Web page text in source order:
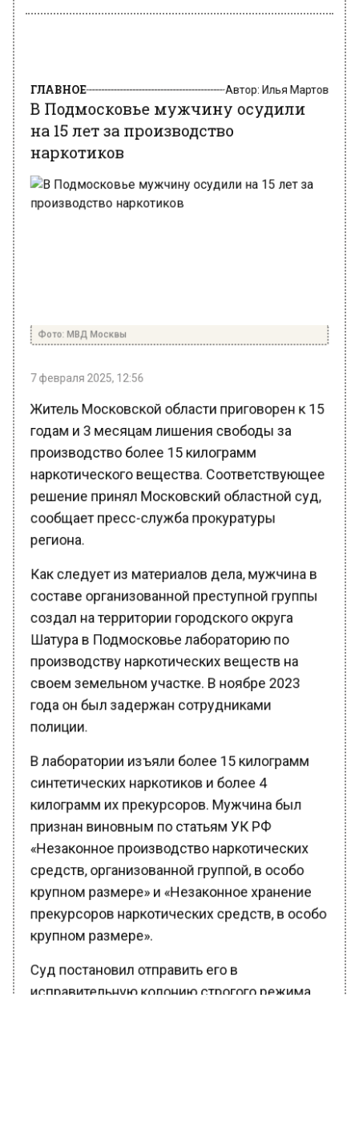
В Подмосковье мужчину осудили
на 15 лет за производство
наркотиков
годам и 3 месяцам лишения свободы за
производство более 15 килограмм
наркотического вещества. Соответствующее
решение принял Московский областной суд,
сообщает пресс-служба прокуратуры
региона.
Как следует из материалов дела, мужчина в
составе организованной преступной группы
создал на территории городского округа
Шатура в Подмосковье лабораторию по
производству наркотических веществ на
своем земельном участке. В ноябре 2023
года он был задержан сотрудниками
полиции.
В лаборатории изъяли более 15 килограмм
синтетических наркотиков и более 4
килограмм их прекурсоров. Мужчина был
признан виновным по статьям УК РФ
«Незаконное производство наркотических
средств, организованной группой, в особо
крупном размере» и «Незаконное хранение
прекурсоров наркотических средств, в особо
крупном размере».
Суд постановил отправить его в
исправительную колонию строгого режима,